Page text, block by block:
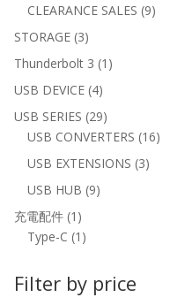
products
CLEARANCE SALES 99
STORAGE 33
products
Thunderbolt 3 1 1
USB DEVICE 44
products
USB SERIES 2929
products
USB CONVERTERS 1616
USB EXTENSIONS 33
USB HUB 99
充電配件 1 1
product
Type-C 1 1
Filter by price